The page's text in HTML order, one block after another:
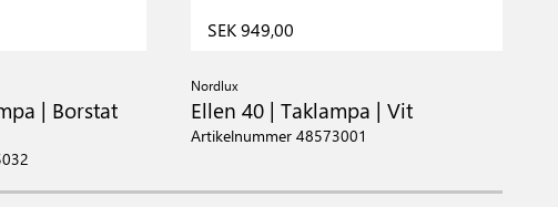
| Borstat
SEK 949,00
Nordlux
Ellen 40 | Taklampa | Vit
Artikelnummer 48573001